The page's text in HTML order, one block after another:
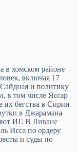
в хомском районе
включая 17
и политику
в том числе Яссар
их бегства в Сирии
в Джарамана
ИГ. В Ливане
Исса по ордеру
и суды по